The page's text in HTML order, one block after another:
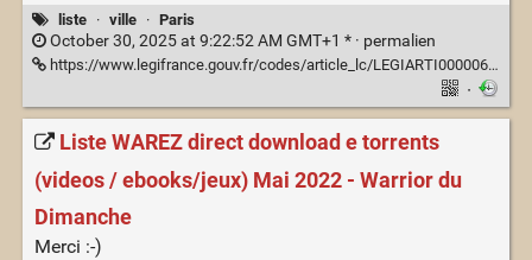
liste · ville · Paris
October 30, 2025 at 9:22:52 AM GMT+1 * · permalien
https://www.legifrance.gouv.fr/codes/article_lc/LEGIARTI000006396737
·
Liste WAREZ direct download e torrents
(videos / ebooks/jeux) Mai 2022 - Warrior du
Dimanche
Merci :-)